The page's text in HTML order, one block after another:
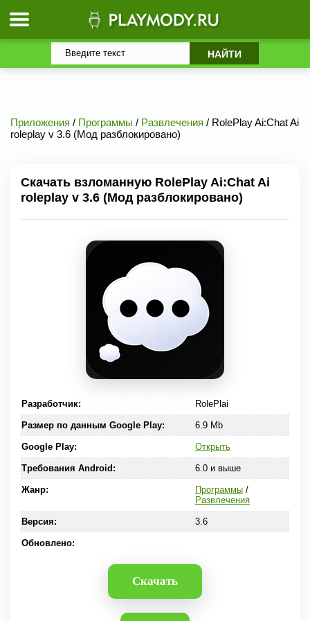
Приложения / Программы / Развлечения / RolePlay Ai:Chat Ai
roleplay v 3.6 (Мод разблокировано)
Скачать взломанную RolePlay Ai:Chat Ai
roleplay v 3.6 (Мод разблокировано)
Разработчик: RolePlai
Размер по данным Google Play: 6.9 Mb
Google Play: Открыть
Требования Android: 6.0 и выше
Жанр: Программы/
Развлечения
Версия: 3.6
Обновлено:
Скачать